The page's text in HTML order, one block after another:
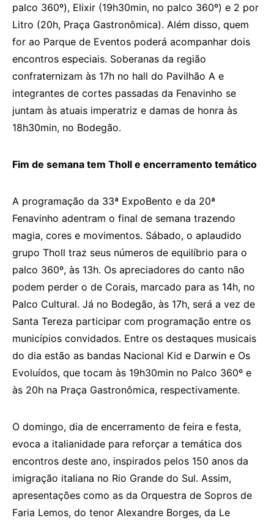
palco 360º), Elixir (19h30min, no palco 360º) e 2 por
Litro (20h, Praça Gastronômica). Além disso, quem
for ao Parque de Eventos poderá acompanhar dois
encontros especiais. Soberanas da região
confraternizam às 17h no hall do Pavilhão A e
integrantes de cortes passadas da Fenavinho se
juntam às atuais imperatriz e damas de honra às
18h30min, no Bodegão.
Fim de semana tem Tholl e encerramento temático
A programação da 33ª ExpoBento e da 20ª
Fenavinho adentram o final de semana trazendo
magia, cores e movimentos. Sábado, o aplaudido
grupo Tholl traz seus números de equilíbrio para o
palco 360º, às 13h. Os apreciadores do canto não
podem perder o de Corais, marcado para as 14h, no
Palco Cultural. Já no Bodegão, às 17h, será a vez de
Santa Tereza participar com programação entre os
municípios convidados. Entre os destaques musicais
do dia estão as bandas Nacional Kid e Darwin e Os
Evoluídos, que tocam às 19h30min no Palco 360º e
às 20h na Praça Gastronômica, respectivamente.
O domingo, dia de encerramento de feira e festa,
evoca a italianidade para reforçar a temática dos
encontros deste ano, inspirados pelos 150 anos da
imigração italiana no Rio Grande do Sul. Assim,
apresentações como as da Orquestra de Sopros de
Faria Lemos, do tenor Alexandre Borges, da Le